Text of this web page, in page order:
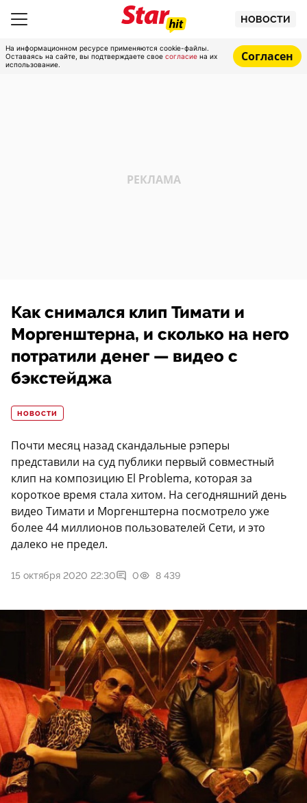
НОВОСТИ
На информационном ресурсе применяются cookie-файлы.
Оставаясь на сайте, вы подтверждаете свое согласие на их
использование.
Согласен
Как снимался клип Тимати и
Моргенштерна, и сколько на него
потратили денег — видео с
бэкстейджа
НОВОСТИ
Почти месяц назад скандальные рэперы
представили на суд публики первый совместный
клип на композицию El Problema, которая за
короткое время стала хитом. На сегодняшний день
видео Тимати и Моргенштерна посмотрело уже
более 44 миллионов пользователей Сети, и это
далеко не предел.
15 октября 2020 22:30 0 8 439